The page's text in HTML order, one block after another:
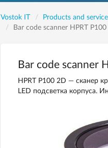
Vostok IT Products and
Bar code scanner HPRT
Bar code scanner
HPRT P100 2D — сканер
LED подсветка корпуса.